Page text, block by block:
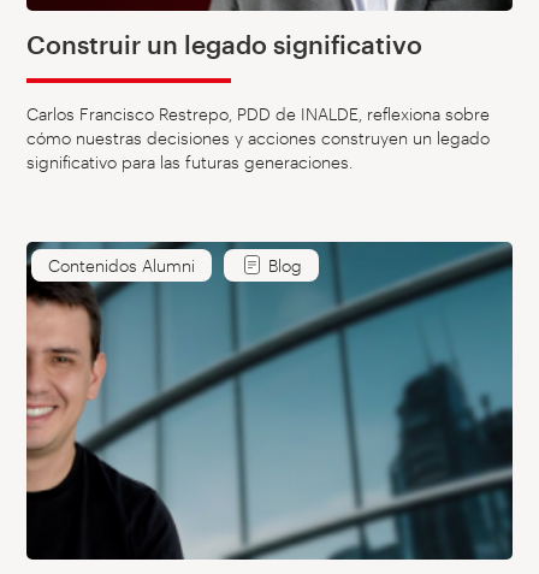
Construir un legado significativo
Carlos Francisco Restrepo, PDD de INALDE, reflexiona sobre
cómo nuestras decisiones y acciones construyen un legado
significativo para las futuras generaciones.
Contenidos Alumni Blog